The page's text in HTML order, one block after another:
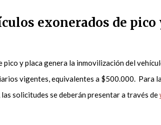
exonerados de pico
pico y placa genera la inmovilización del
vigentes, equivalentes a $500.000. Para
solicitudes se deberán presentar a través de